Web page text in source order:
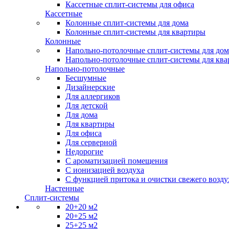
Кассетные сплит-системы для офиса
Кассетные
Колонные сплит-системы для дома
Колонные сплит-системы для квартиры
Колонные
Напольно-потолочные сплит-системы для
Напольно-потолочные сплит-системы для
Напольно-потолочные
Бесшумные
Дизайнерские
Для аллергиков
Для детской
Для дома
Для квартиры
Для офиса
Для серверной
Недорогие
С ароматизацией помещения
С ионизацией воздуха
С функцией притока и очистки свежего
Настенные
Сплит-системы
20+20 м2
20+25 м2
25+25 м2